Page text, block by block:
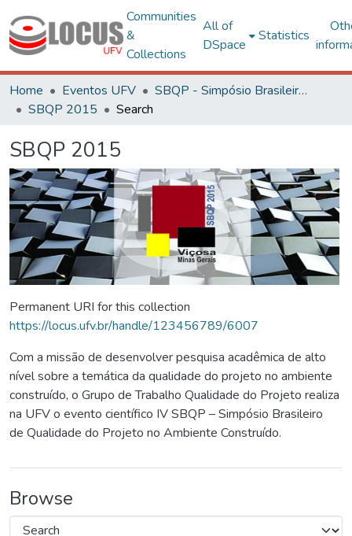
Communities
&
Collections
All of
DSpace
Statistics
Home Eventos UFV
SBQP - Simpósio Brasileiro de Qualidade do Projeto no Ambiente Construído
SBQP 2015
Search
SBQP 2015
Permanent URI for this collection
https://locus.ufv.br/handle/123456789/6007
Com a missão de desenvolver pesquisa acadêmica de alto
nível sobre a temática da qualidade do projeto no ambiente
construído, o Grupo de Trabalho Qualidade do Projeto realiza
na UFV o evento científico IV SBQP – Simpósio Brasileiro
de Qualidade do Projeto no Ambiente Construído.
Browse